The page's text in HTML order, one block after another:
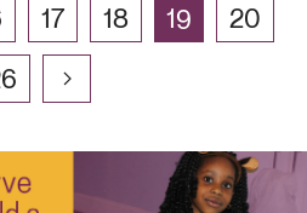
17 18 19
20